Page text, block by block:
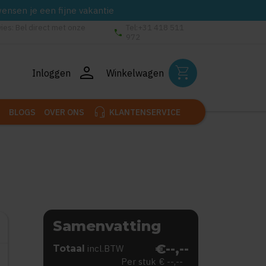
je een fijne vakantie
phone
Inloggen person Winkelwagen shopping_cart
BLOGS OVER ONS headset_mic KLANTENSERVICE
Samenvatting
Totaal incl.BTW €--,--
Per stuk € --,--